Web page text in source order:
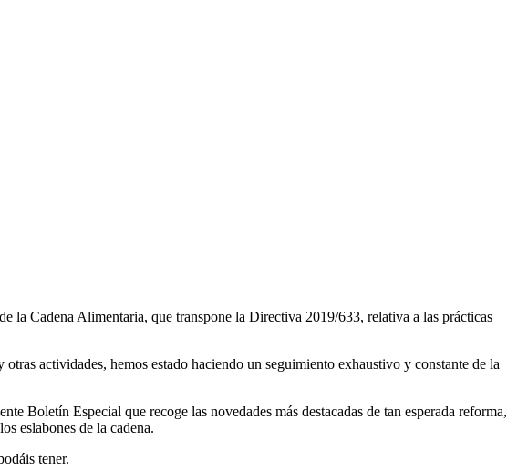
la Cadena Alimentaria, que transpone la Directiva 2019/633, relativa a las prácticas
actividades, hemos estado haciendo un seguimiento exhaustivo y constante de la
Boletín Especial que recoge las novedades más destacadas de tan esperada reforma,
eslabones de la cadena.
tener.